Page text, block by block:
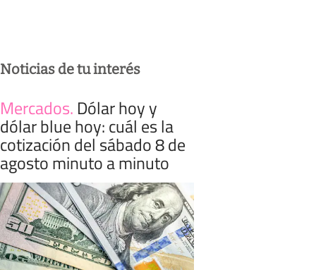
Noticias de tu interés
Mercados. Dólar hoy y
dólar blue hoy: cuál es la
cotización del sábado 8 de
agosto minuto a minuto